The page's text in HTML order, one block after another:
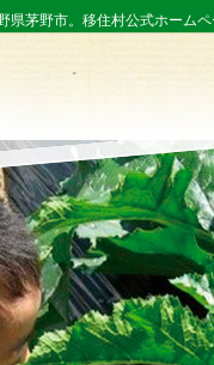
県茅野市。移住村公式ホーム